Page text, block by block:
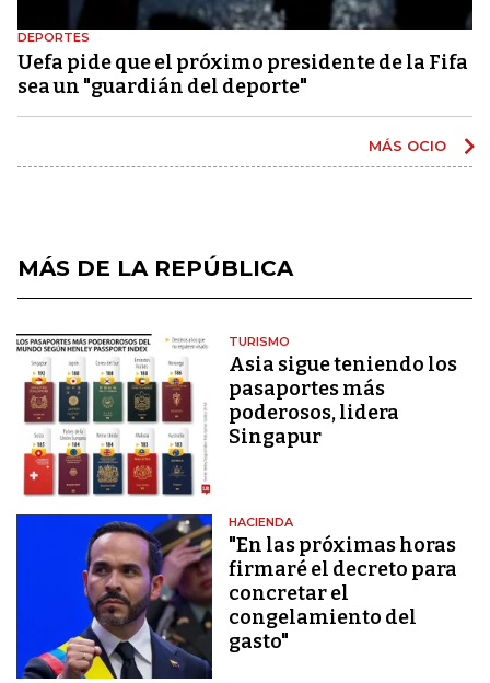
DEPORTES
Uefa pide que el próximo presidente de la Fifa
sea un "guardián del deporte"
MÁS OCIO
MÁS DE LA REPÚBLICA
TURISMO
Asia sigue teniendo los
pasaportes más
poderosos, lidera
Singapur
HACIENDA
"En las próximas horas
firmaré el decreto para
concretar el
congelamiento del
gasto"